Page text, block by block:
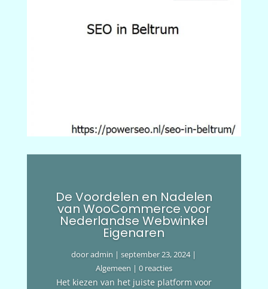
De Voordelen en Nadelen
van WooCommerce voor
Nederlandse Webwinkel
Eigenaren
dooradmin |september 23, 2024|
Algemeen | 0 reacties
Het kiezen van het juiste platform voor